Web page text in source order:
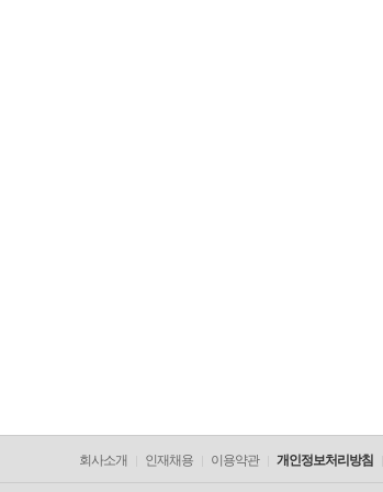
회사소개 인재채용 이용약관 개인정보처리방침